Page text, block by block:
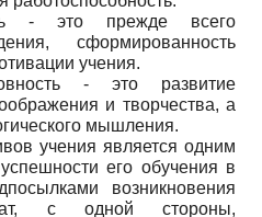
- это прежде всего
сформированность
учения.
- это развитие
и творчества, а
мышления.
учения является одним
его обучения в
возникновения
с одной стороны,